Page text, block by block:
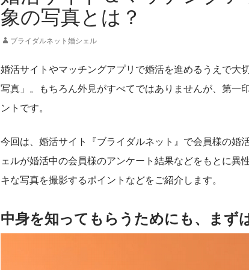
象の写真とは？
ブライダルネット婚シェル
婚活サイトやマッチングアプリで婚活を進めるうえで大
写真」。もちろん外見がすべてではありませんが、第一
ントです。
今回は、婚活サイト『ブライダルネット』で会員様の婚
ェルが婚活中の会員様のアンケート結果などをもとに異
キな写真を撮影するポイントなどをご紹介します。
中身を知ってもらうためにも、まず